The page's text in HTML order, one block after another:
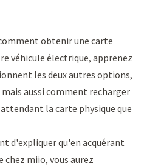
obtenir une carte
véhicule électrique, apprenez
les deux autres options,
aussi comment recharger
la carte physique que
d'expliquer qu'en acquérant
chez miio, vous aurez